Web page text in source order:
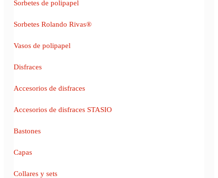
Sorbetes de polipapel
Sorbetes Rolando Rivas®
Vasos de polipapel
Disfraces
Accesorios de disfraces
Accesorios de disfraces STASIO
Bastones
Capas
Collares y sets